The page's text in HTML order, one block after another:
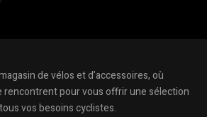
de vélos et d’accessoires, où
rencontrent pour vous offrir une sélection
vos besoins cyclistes.